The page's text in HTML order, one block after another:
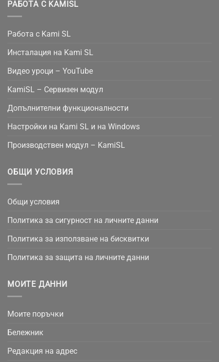
РАБОТА С KAMISL
Работа с Kami SL
Инсталация на Kami SL
Видео уроци – YouTube
KamiSL – Сервизен модул
Допълнителни функционалности
Настройки на Kami SL и на Windows
Производствен модул – KamiSL
ОБЩИ УСЛОВИЯ
Общи условия
Политика за сигурност на личните данни
Политика за използване на бисквитки
Политика за защита на личните данни
МОИТЕ ДАННИ
Моите поръчки
Бележник
Редакция на адрес